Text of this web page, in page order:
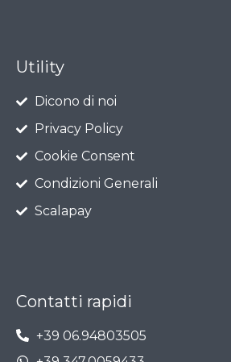
Utility
Dicono di noi
Privacy Policy
Cookie Consent
Condizioni Generali
Scalapay
Contatti rapidi
+39 06.94803505